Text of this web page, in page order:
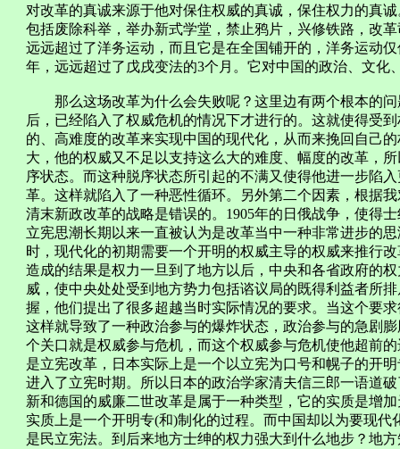
对改革的真诚来源于他对保住权威的真诚，保住权力的真
包括废除科举，举办新式学堂，禁止鸦片，兴修铁路，改
远远超过了洋务运动，而且它是在全国铺开的，洋务运动
年，远远超过了戊戌变法的3个月。它对中国的政治、文化
那么这场改革为什么会失败呢？这里边有两个根本的问
后，已经陷入了权威危机的情况下才进行的。这就使得受
的、高难度的改革来实现中国的现代化，从而来挽回自己
大，他的权威又不足以支持这么大的难度、幅度的改革，
序状态。而这种脱序状态所引起的不满又使得他进一步陷
革。这样就陷入了一种恶性循环。另外第二个因素，根据
清末新政改革的战略是错误的。1905年的日俄战争，使得
立宪思潮长期以来一直被认为是改革当中一种非常进步的
时，现代化的初期需要一个开明的权威主导的权威来推行
造成的结果是权力一旦到了地方以后，中央和各省政府的
威，使中央处处受到地方势力包括谘议局的既得利益者所
握，他们提出了很多超越当时实际情况的要求。当这个要
这样就导致了一种政治参与的爆炸状态，政治参与的急剧
个关口就是权威参与危机，而这个权威参与危机使他超前
是立宪改革，日本实际上是一个以立宪为口号和幌子的开
进入了立宪时期。所以日本的政治学家清夫信三郎一语道
新和德国的威廉二世改革是属于一种类型，它的实质是增
实质上是一个开明专(和)制化的过程。而中国却以为要现
是民立宪法。到后来地方士绅的权力强大到什么地步？地